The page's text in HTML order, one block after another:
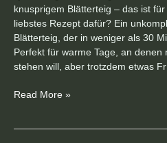
knusprigem Blätterteig – das ist
liebstes Rezept dafür? Ein
Blätterteig, der in weniger als 30
Perfekt für warme Tage, an
stehen will, aber trotzdem etwas
Read More »